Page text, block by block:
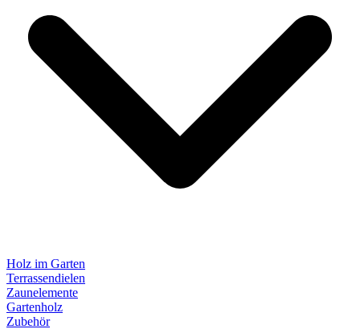
Holz im Garten
Terrassendielen
Zaunelemente
Gartenholz
Zubehör